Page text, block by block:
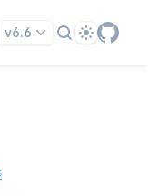
v6.6 Theme